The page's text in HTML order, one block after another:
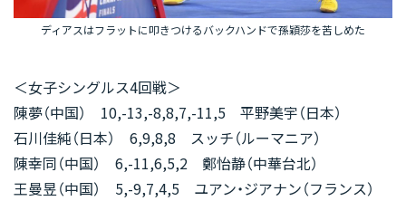
ディアスはフラットに叩きつけるバックハンドで孫穎莎を苦しめた
＜女子シングルス4回戦＞
陳夢（中国） 10,-13,-8,8,7,-11,5 平野美宇（日本）
石川佳純（日本） 6,9,8,8 スッチ（ルーマニア）
陳幸同（中国） 6,-11,6,5,2 鄭怡静（中華台北）
王曼昱（中国） 5,-9,7,4,5 ユアン・ジアナン（フランス）